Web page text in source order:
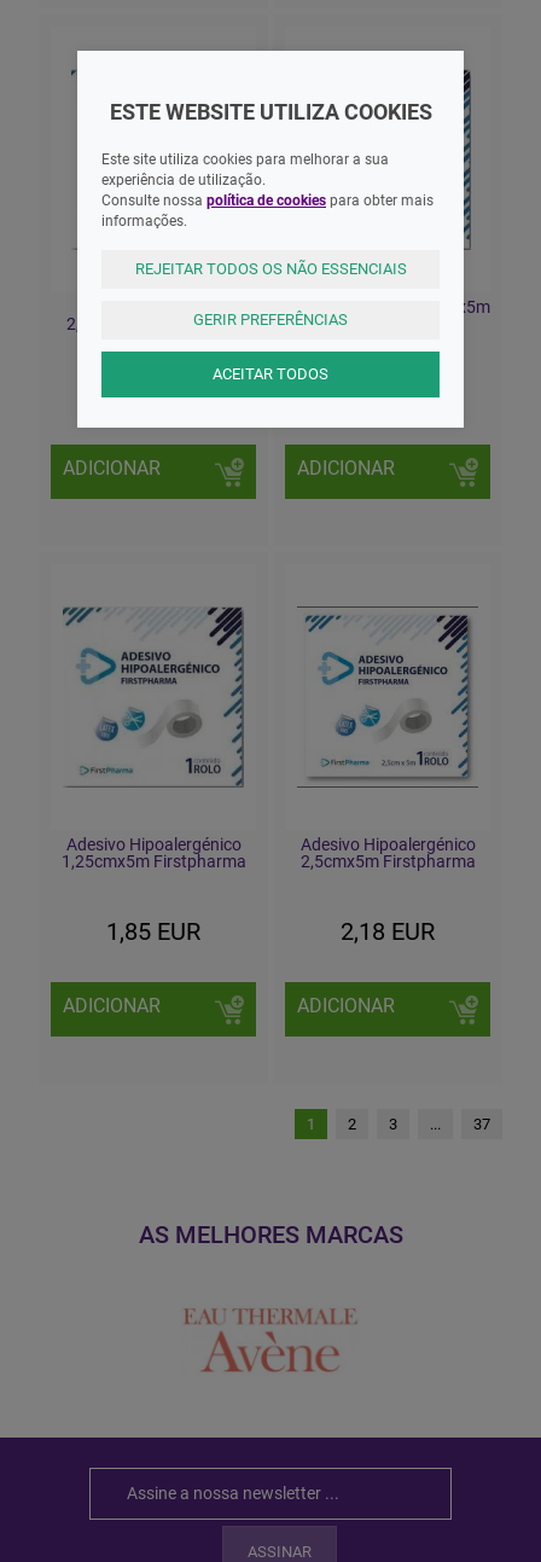
2,5cmx5m Firstpharma
1,85 EUR
ADICIONAR
Adesivo Castanho 5cmx5m
Firstpharma
2,70 EUR
ADICIONAR
Adesivo Hipoalergénico
1,25cmx5m Firstpharma
1,85 EUR
ADICIONAR
Adesivo Hipoalergénico
2,5cmx5m Firstpharma
2,18 EUR
ADICIONAR
1 2 3 ... 37
AS MELHORES MARCAS
ASSINAR
ESTE WEBSITE UTILIZA COOKIES
Este site utiliza cookies para melhorar a sua
experiência de utilização.
Consulte nossa política de cookies para obter mais
informações.
REJEITAR TODOS OS NÃO ESSENCIAIS
GERIR PREFERÊNCIAS
ACEITAR TODOS